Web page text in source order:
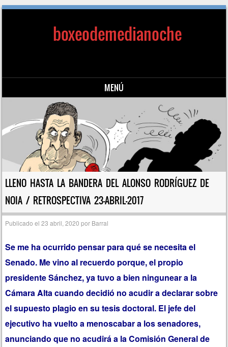
boxeodemedianoche
MENÚ
Saltar al contenido
LLENO HASTA LA BANDERA DEL ALONSO RODRÍGUEZ DE
NOIA / RETROSPECTIVA 23-ABRIL-2017
Publicado el23 abril, 2020 por Barral
Se me ha ocurrido pensar para qué se necesita el
Senado. Me vino al recuerdo porque, el propio
presidente Sánchez, ya tuvo a bien ningunear a la
Cámara Alta cuando decidió no acudir a declarar sobre
el supuesto plagio en su tesis doctoral. El jefe del
ejecutivo ha vuelto a menoscabar a los senadores,
anunciando que no acudirá a la Comisión General de